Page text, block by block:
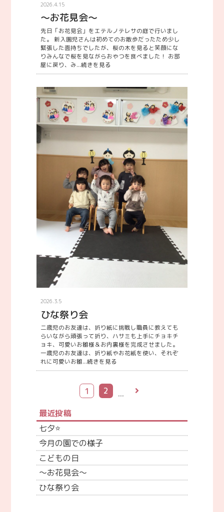
2026.4.15
～お花見会～
先日「お花見会」をエテルノテレサの庭で行いまし
た。 新入園児さんは初めてのお散歩だったため少し
緊張した面持ちでしたが、桜の木を見ると笑顔にな
りみんなで桜を見ながらおやつを食べました！ お部
屋に戻り、み...続きを見る
2026.3.5
ひな祭り会
二歳児のお友達は、折り紙に挑戦し職員に教えても
らいながら頑張って折り、ハサミも上手にチョキチ
ョキ、可愛いお雛様＆お内裏様を完成させました。
一歳児のお友達は、折り紙やお花紙を使い、それぞ
れに可愛いお雛...続きを見る
1 2
最近投稿
七夕⭐
今月の園での様子
こどもの日
～お花見会～
ひな祭り会